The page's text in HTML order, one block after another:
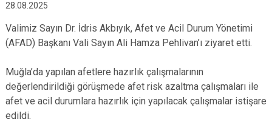
28.08.2025
Valimiz Sayın Dr. İdris Akbıyık, Afet ve Acil Durum Yönetimi
(AFAD) Başkanı Vali Sayın Ali Hamza Pehlivan’ı ziyaret etti.
Muğla’da yapılan afetlere hazırlık çalışmalarının
değerlendirildiği görüşmede afet risk azaltma çalışmaları ile
afet ve acil durumlara hazırlık için yapılacak çalışmalar istişare
edildi.